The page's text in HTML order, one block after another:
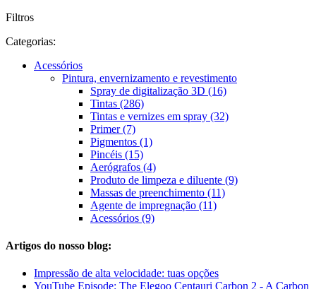
Filtros
Categorias:
Acessórios
Pintura, envernizamento e revestimento
Spray de digitalização 3D (16)
Tintas (286)
Tintas e vernizes em spray (32)
Primer (7)
Pigmentos (1)
Pincéis (15)
Aerógrafos (4)
Produto de limpeza e diluente (9)
Massas de preenchimento (11)
Agente de impregnação (11)
Acessórios (9)
Artigos do nosso blog:
Impressão de alta velocidade: tuas opções
YouTube Episode: The Elegoo Centauri Carbon 2 - A Carbon